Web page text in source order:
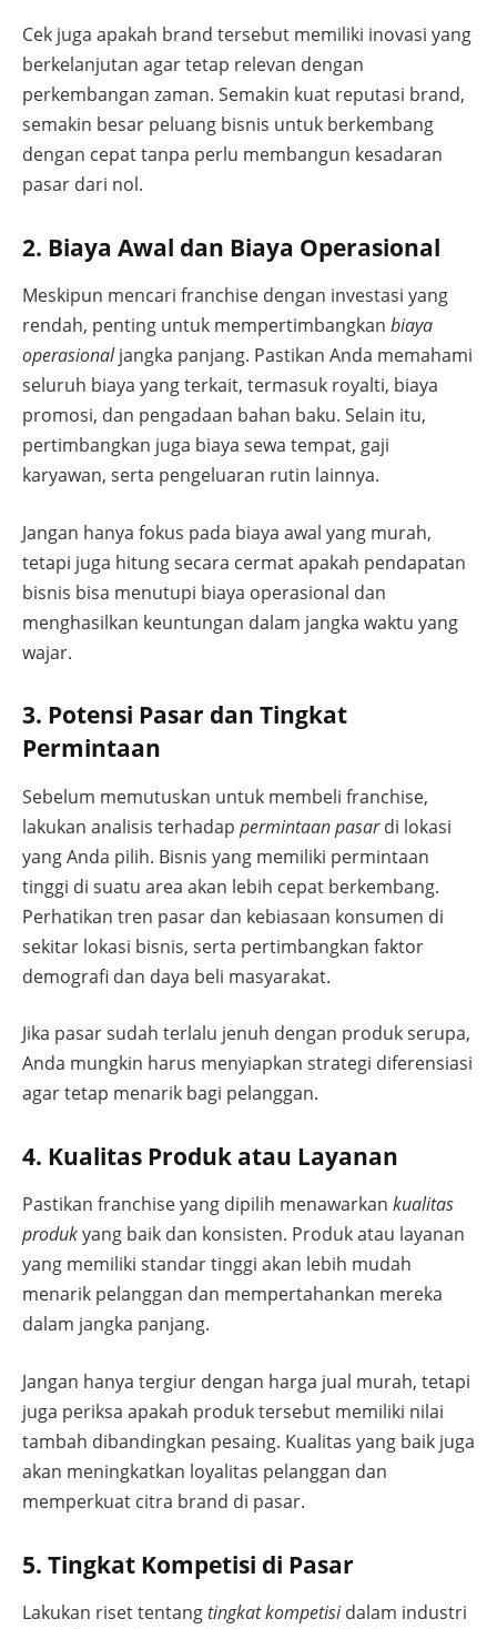
Cek juga apakah brand tersebut memiliki inovasi yang
berkelanjutan agar tetap relevan dengan
perkembangan zaman. Semakin kuat reputasi brand,
semakin besar peluang bisnis untuk berkembang
dengan cepat tanpa perlu membangun kesadaran
pasar dari nol.
2. Biaya Awal dan Biaya Operasional
Meskipun mencari franchise dengan investasi yang
rendah, penting untuk mempertimbangkan biaya
operasionaljangka panjang. Pastikan Anda memahami
seluruh biaya yang terkait, termasuk royalti, biaya
promosi, dan pengadaan bahan baku. Selain itu,
pertimbangkan juga biaya sewa tempat, gaji
karyawan, serta pengeluaran rutin lainnya.
Jangan hanya fokus pada biaya awal yang murah,
tetapi juga hitung secara cermat apakah pendapatan
bisnis bisa menutupi biaya operasional dan
menghasilkan keuntungan dalam jangka waktu yang
wajar.
3. Potensi Pasar dan Tingkat
Permintaan
Sebelum memutuskan untuk membeli franchise,
lakukan analisis terhadap permintaan pasardi lokasi
yang Anda pilih. Bisnis yang memiliki permintaan
tinggi di suatu area akan lebih cepat berkembang.
Perhatikan tren pasar dan kebiasaan konsumen di
sekitar lokasi bisnis, serta pertimbangkan faktor
demografi dan daya beli masyarakat.
Jika pasar sudah terlalu jenuh dengan produk serupa,
Anda mungkin harus menyiapkan strategi diferensiasi
agar tetap menarik bagi pelanggan.
4. Kualitas Produk atau Layanan
Pastikan franchise yang dipilih menawarkan kualitas
produkyang baik dan konsisten. Produk atau layanan
yang memiliki standar tinggi akan lebih mudah
menarik pelanggan dan mempertahankan mereka
dalam jangka panjang.
Jangan hanya tergiur dengan harga jual murah, tetapi
juga periksa apakah produk tersebut memiliki nilai
tambah dibandingkan pesaing. Kualitas yang baik juga
akan meningkatkan loyalitas pelanggan dan
memperkuat citra brand di pasar.
5. Tingkat Kompetisi di Pasar
Lakukan riset tentangtingkat kompetisidalam industri